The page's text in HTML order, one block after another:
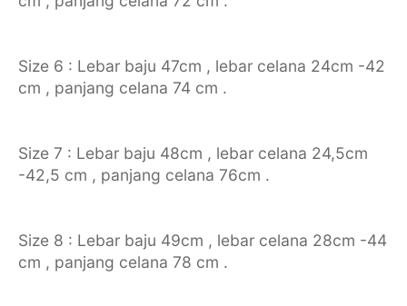
Size 6 : Lebar baju 47cm , lebar celana 24cm -42
cm , panjang celana 74 cm .
Size 7 : Lebar baju 48cm , lebar celana 24,5cm
-42,5 cm , panjang celana 76cm .
Size 8 : Lebar baju 49cm , lebar celana 28cm -44
cm , panjang celana 78 cm .